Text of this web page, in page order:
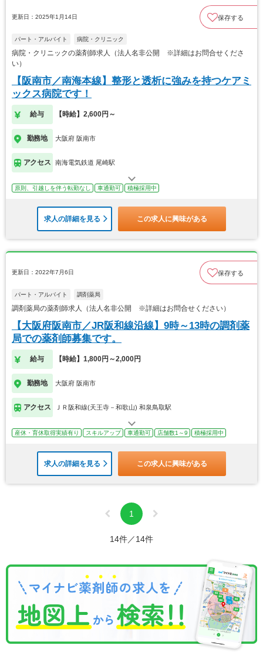
更新日：2025年1月14日 保存する
パート・アルバイト 病院・クリニック
病院・クリニックの薬剤師求人（法人名非公開 ※詳細はお問合せくださ
い）
【阪南市／南海本線】整形と透析に強みを持つケアミ
ックス病院です！
給与 【時給】2,600円～
勤務地 大阪府 阪南市
アクセス 南海電気鉄道 尾崎駅
原則、引越しを伴う転勤なし 車通勤可 積極採用中
求人の詳細を見る この求人に興味がある
更新日：2022年7月6日 保存する
パート・アルバイト 調剤薬局
調剤薬局の薬剤師求人（法人名非公開 ※詳細はお問合せください）
【大阪府阪南市／JR阪和線沿線】9時～13時の調剤薬
局での薬剤師募集です。
給与 【時給】1,800円～2,000円
勤務地 大阪府 阪南市
アクセス ＪＲ阪和線(天王寺－和歌山) 和泉鳥取駅
産休・育休取得実績有り スキルアップ 車通勤可 店舗数1～9 積極採用中
求人の詳細を見る この求人に興味がある
1
14件／14件